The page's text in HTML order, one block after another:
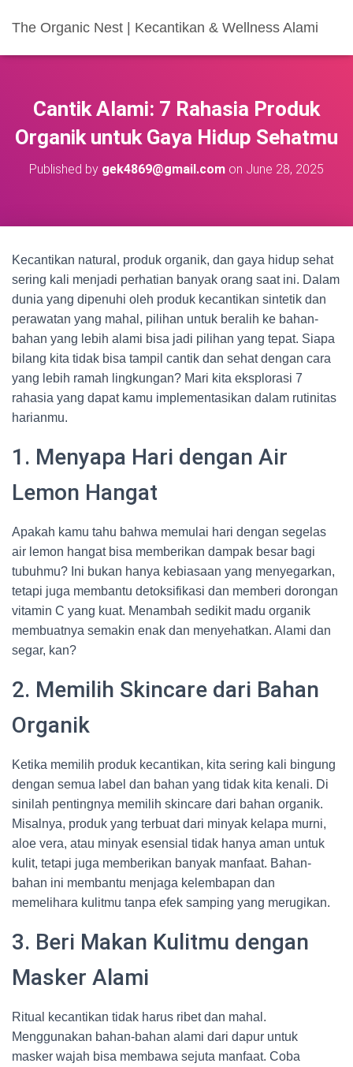
The Organic Nest | Kecantikan & Wellness Alami
Cantik Alami: 7 Rahasia Produk
Organik untuk Gaya Hidup Sehatmu
Published by gek4869@gmail.com on June 28, 2025
Kecantikan natural, produk organik, dan gaya hidup sehat
sering kali menjadi perhatian banyak orang saat ini. Dalam
dunia yang dipenuhi oleh produk kecantikan sintetik dan
perawatan yang mahal, pilihan untuk beralih ke bahan-
bahan yang lebih alami bisa jadi pilihan yang tepat. Siapa
bilang kita tidak bisa tampil cantik dan sehat dengan cara
yang lebih ramah lingkungan? Mari kita eksplorasi 7
rahasia yang dapat kamu implementasikan dalam rutinitas
harianmu.
1. Menyapa Hari dengan Air
Lemon Hangat
Apakah kamu tahu bahwa memulai hari dengan segelas
air lemon hangat bisa memberikan dampak besar bagi
tubuhmu? Ini bukan hanya kebiasaan yang menyegarkan,
tetapi juga membantu detoksifikasi dan memberi dorongan
vitamin C yang kuat. Menambah sedikit madu organik
membuatnya semakin enak dan menyehatkan. Alami dan
segar, kan?
2. Memilih Skincare dari Bahan
Organik
Ketika memilih produk kecantikan, kita sering kali bingung
dengan semua label dan bahan yang tidak kita kenali. Di
sinilah pentingnya memilih skincare dari bahan organik.
Misalnya, produk yang terbuat dari minyak kelapa murni,
aloe vera, atau minyak esensial tidak hanya aman untuk
kulit, tetapi juga memberikan banyak manfaat. Bahan-
bahan ini membantu menjaga kelembapan dan
memelihara kulitmu tanpa efek samping yang merugikan.
3. Beri Makan Kulitmu dengan
Masker Alami
Ritual kecantikan tidak harus ribet dan mahal.
Menggunakan bahan-bahan alami dari dapur untuk
masker wajah bisa membawa sejuta manfaat. Coba